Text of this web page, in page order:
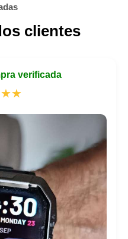
clientes
verificada